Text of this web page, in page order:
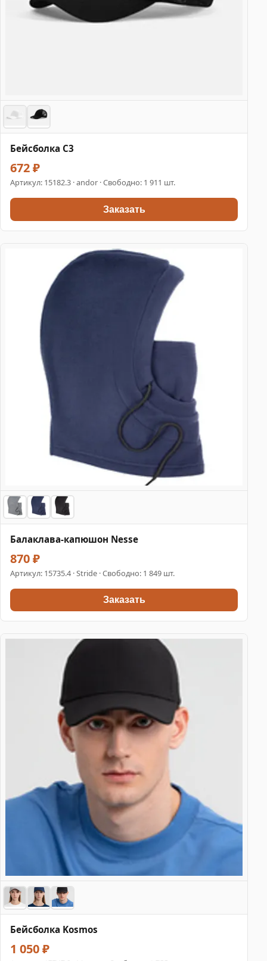
Бейсболка C3
672 ₽
Артикул: 15182.3 · andor · Свободно: 1 911 шт.
Заказать
Балаклава-капюшон Nesse
870 ₽
Артикул: 15735.4 · Stride · Свободно: 1 849 шт.
Заказать
Бейсболка Kosmos
1 050 ₽